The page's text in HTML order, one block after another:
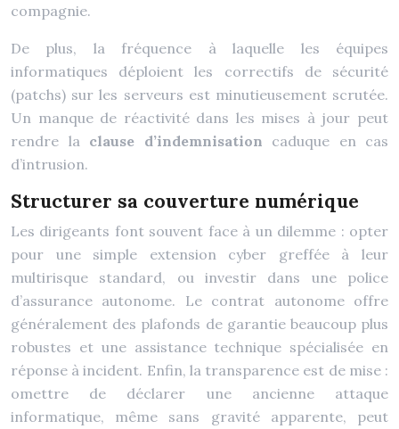
compagnie.
De plus, la fréquence à laquelle les équipes
informatiques déploient les correctifs de sécurité
(patchs) sur les serveurs est minutieusement scrutée.
Un manque de réactivité dans les mises à jour peut
rendre la clause d’indemnisation caduque en cas
d’intrusion.
Structurer sa couverture numérique
Les dirigeants font souvent face à un dilemme : opter
pour une simple extension cyber greffée à leur
multirisque standard, ou investir dans une police
d’assurance autonome. Le contrat autonome offre
généralement des plafonds de garantie beaucoup plus
robustes et une assistance technique spécialisée en
réponse à incident. Enfin, la transparence est de mise :
omettre de déclarer une ancienne attaque
informatique, même sans gravité apparente, peut